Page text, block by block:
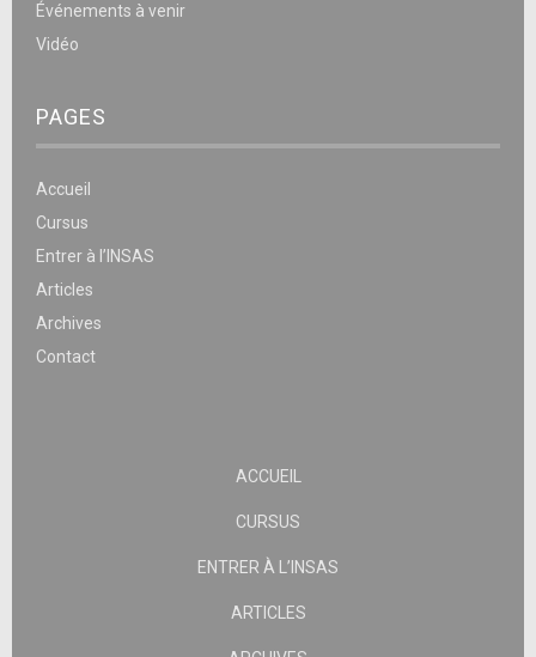
Événements à venir
Vidéo
PAGES
Accueil
Cursus
Entrer à l’INSAS
Articles
Archives
Contact
ACCUEIL
CURSUS
ENTRER À L’INSAS
ARTICLES